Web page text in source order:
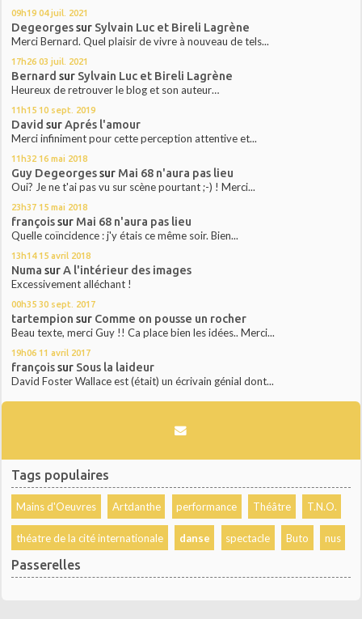
09h19 04 juil. 2021
Degeorgessur Sylvain Luc et Bireli Lagrène
Merci Bernard. Quel plaisir de vivre à nouveau de tels...
17h26 03 juil. 2021
Bernard sur Sylvain Luc et Bireli Lagrène
Heureux de retrouver le blog et son auteur…
11h15 10 sept. 2019
David surAprés l'amour
Merci infiniment pour cette perception attentive et...
11h32 16 mai 2018
Guy Degeorgessur Mai 68 n'aura pas lieu
Oui? Je ne t'ai pas vu sur scène pourtant ;-) ! Merci...
23h37 15 mai 2018
françoissur Mai 68 n'aura pas lieu
Quelle coïncidence : j'y étais ce même soir. Bien...
13h14 15 avril 2018
Numa surA l'intérieur des images
Excessivement alléchant !
00h35 30 sept. 2017
tartempion sur Comme on pousse un rocher
Beau texte, merci Guy !! Ca place bien les idées.. Merci...
19h06 11 avril 2017
françoissur Sous la laideur
David Foster Wallace est (était) un écrivain génial dont...
Tags populaires
Mains d'Oeuvres Artdanthe performance Théâtre T.N.O.
théatre de la cité internationale danse spectacle Buto nus
Passerelles